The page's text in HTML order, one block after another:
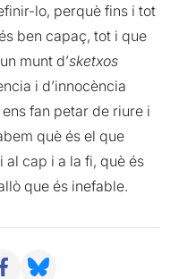
lo, perquè fins i tot
ben capaç, tot i que
munt d’sketxos
i d’innocència
fan petar de riure i
què és el que
al cap i a la fi, què és
que és inefable.